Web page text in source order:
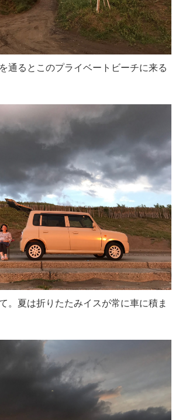
通るとこのプライベートビーチに来る
。夏は折りたたみイスが常に車に積ま